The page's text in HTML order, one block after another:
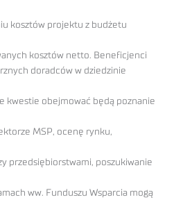
kosztów projektu z budżetu
kosztów netto. Beneficjenci
doradców w dziedzinie
kwestie obejmować będą poznanie
MSP, ocenę rynku,
przedsiębiorstwami, poszukiwanie
ww. Funduszu Wsparcia mogą